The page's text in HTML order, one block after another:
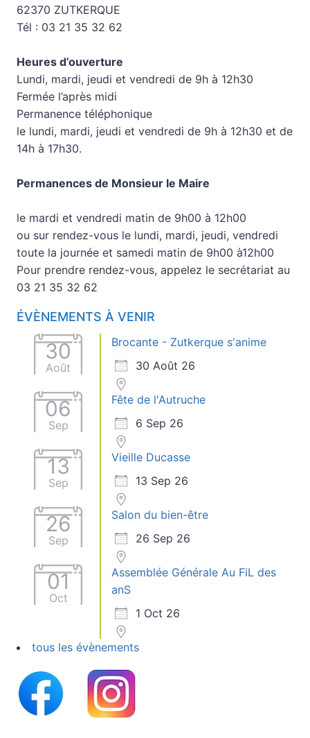
62370 ZUTKERQUE
Tél : 03 21 35 32 62
Heures d’ouverture
Lundi, mardi, jeudi et vendredi de 9h à 12h30
Fermée l’après midi
Permanence téléphonique
le lundi, mardi, jeudi et vendredi de 9h à 12h30 et de
14h à 17h30.
Permanences de Monsieur le Maire
le mardi et vendredi matin de 9h00 à 12h00
ou sur rendez-vous le lundi, mardi, jeudi, vendredi
toute la journée et samedi matin de 9h00 à12h00
Pour prendre rendez-vous, appelez le secrétariat au
03 21 35 32 62
ÉVÈNEMENTS À VENIR
30
Août
Brocante - Zutkerque s'anime
30 Août 26
06
Sep
Fête de l'Autruche
6 Sep 26
13
Sep
Vieille Ducasse
13 Sep 26
26
Sep
Salon du bien-être
26 Sep 26
01
Oct
Assemblée Générale Au FiL des
anS
1 Oct 26
tous les évènements